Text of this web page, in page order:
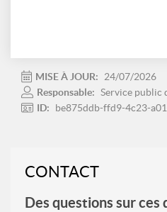
MISE À JOUR:
24/07/2026
Responsable: Service public
ID:
be875ddb-ffd9-4c23-
CONTACT
Des questions sur ces